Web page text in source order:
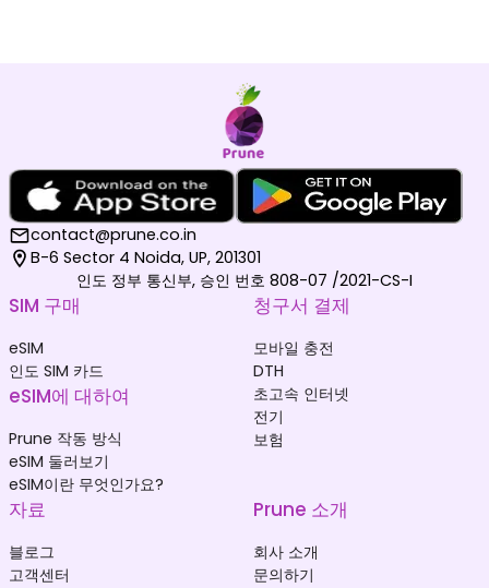
contact@prune.co.in
B-6 Sector 4 Noida, UP, 201301
인도 정부 통신부, 승인 번호 808-07 /2021-CS-I
SIM 구매
eSIM
인도 SIM 카드
eSIM에 대하여
Prune 작동 방식
eSIM 둘러보기
eSIM이란 무엇인가요?
청구서 결제
모바일 충전
DTH
초고속 인터넷
전기
보험
자료
블로그
고객센터
Prune 소개
회사 소개
문의하기